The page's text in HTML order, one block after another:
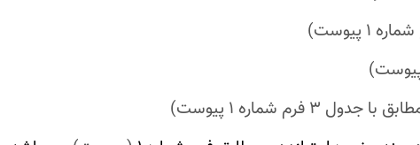
با جدول 3 فرم شماره 1 پیوست)